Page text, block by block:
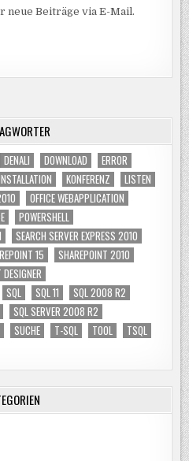
neue Beiträge via E-Mail.
DENALI DOWNLOAD
ERROR
KONFERENZ
LISTEN
OFFICE WEBAPPLICATION
POWERSHELL
SEARCH SERVER EXPRESS 2010
15
SHAREPOINT 2010
SQL SQL 11
SQL 2008 R2
SQL SERVER 2008 R2
SUCHE T-SQL TOOL
TSQL